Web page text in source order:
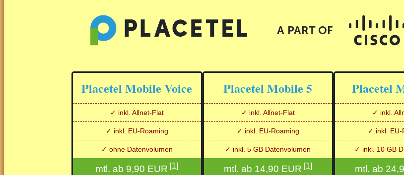
Placetel Mobile Voice
✓ inkl. Allnet-Flat
✓ inkl. EU-Roaming
✓ ohne Datenvolumen
mtl. ab 9,90 EUR [1]
Placetel Mobile 5
✓ inkl. Allnet-Flat
✓ inkl. EU-Roaming
✓ inkl. 5 GB Datenvolumen
mtl. ab 14,90 EUR [1]
Placetel
✓ inkl.
✓ inkl. EU-
✓ inkl. 10 GB
mtl. ab